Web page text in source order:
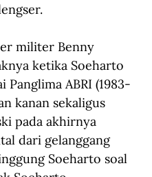
militer Benny
ketika Soeharto
Panglima ABRI (1983-
kanan sekaligus
pada akhirnya
dari gelanggang
Soeharto soal